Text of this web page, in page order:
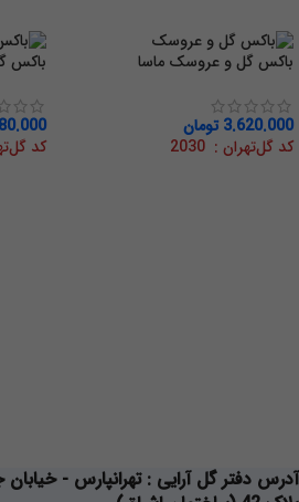
باکس گل و عروسک ماسا
3.620.000 تومان
کد گل‌تهران : 2030
باکس
کد
آدرس دفتر گل آرایی : تهرانپارس -